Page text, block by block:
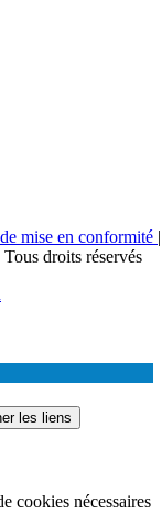
mise en conformité
| Tous droits réservés
les liens
cookies nécessaires